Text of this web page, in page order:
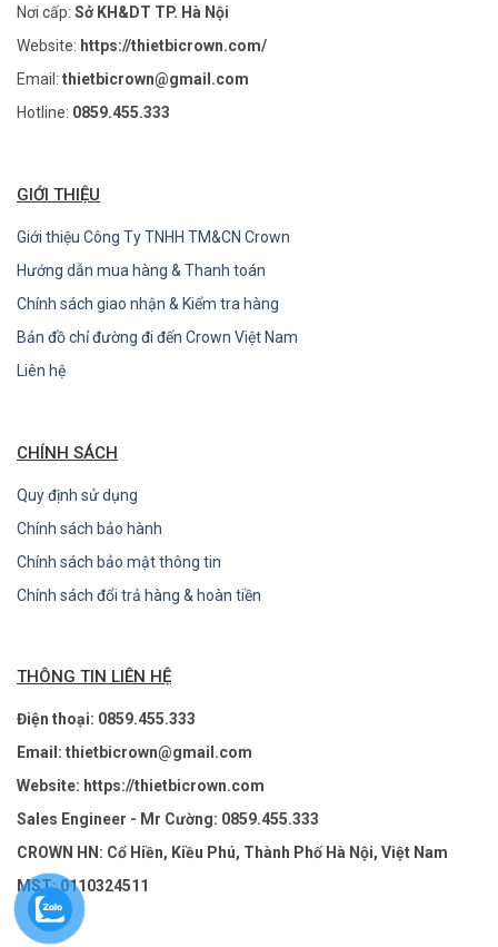
Nơi cấp: Sở KH&DT TP. Hà Nội
Website: https://thietbicrown.com/
Email: thietbicrown@gmail.com
Hotline: 0859.455.333
GIỚI THIỆU
Giới thiệu Công Ty TNHH TM&CN Crown
Hướng dẫn mua hàng & Thanh toán
Chính sách giao nhận & Kiểm tra hàng
Bản đồ chỉ đường đi đến Crown Việt Nam
Liên hệ
CHÍNH SÁCH
Quy định sử dụng
Chính sách bảo hành
Chính sách bảo mật thông tin
Chính sách đổi trả hàng & hoàn tiền
THÔNG TIN LIÊN HỆ
Điện thoại: 0859.455.333
Email: thietbicrown@gmail.com
Website: https://thietbicrown.com
Sales Engineer - Mr Cường: 0859.455.333
CROWN HN: Cổ Hiền, Kiều Phú, Thành Phố Hà Nội, Việt Nam
MST: 0110324511